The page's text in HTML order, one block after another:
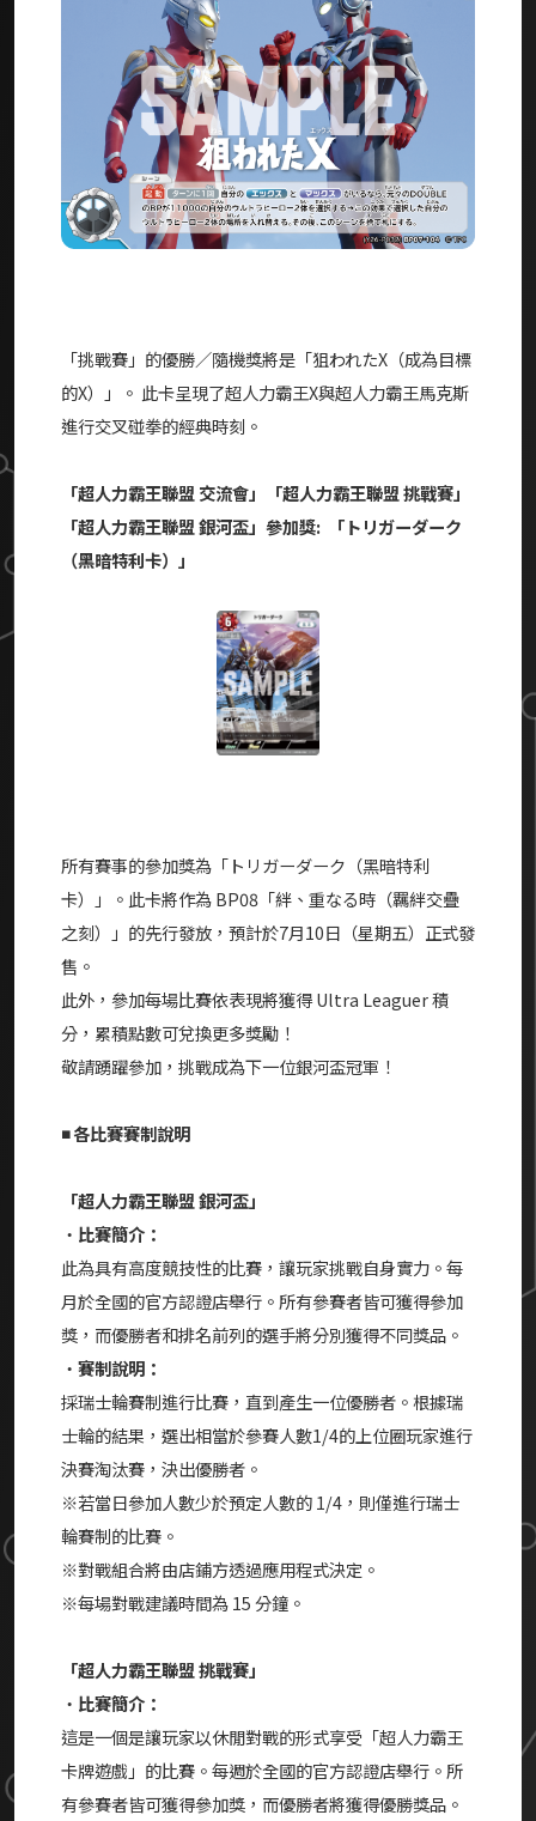
「挑戰賽」的優勝／隨機獎將是「狙われたX（成為目標
的X）
」。 此卡呈現了超人力霸王X與超人力霸王馬克斯
進行交叉碰拳的經典時刻。
「超人力霸王聯盟 交流會」「超人力霸王聯盟 挑戰賽」
「超人力霸王聯盟 銀河盃」參加獎: 「トリガーダーク
（黑暗特利卡）」
所有賽事的參加獎為「トリガーダーク（黑暗特利
卡）」。此卡將作為 BP08「絆、重なる時（羈絆交疊
之刻）」的先行發放，預計於7月10日（星期五）正式發
售。
此外，參加每場比賽依表現將獲得 Ultra Leaguer 積
分，累積點數可兌換更多獎勵！
敬請踴躍參加，挑戰成為下一位銀河盃冠軍！
◾ 各比賽賽制說明
「超人力霸王聯盟 銀河盃」
・ 比賽簡介：
此為具有高度競技性的比賽，讓玩家挑戰自身實力。每
月於全國的官方認證店舉行。所有參賽者皆可獲得參加
獎，而優勝者和排名前列的選手將分別獲得不同獎品。
・ 賽制說明：
採瑞士輪賽制進行比賽，直到產生一位優勝者。根據瑞
士輪的結果，選出相當於參賽人數1/4的上位圈玩家進行
決賽淘汰賽，決出優勝者。
※若當日參加人數少於預定人數的 1/4，則僅進行瑞士
輪賽制的比賽。
※對戰組合將由店鋪方透過應用程式決定。
※每場對戰建議時間為 15 分鐘。
「超人力霸王聯盟 挑戰賽」
・ 比賽簡介：
這是一個是讓玩家以休閒對戰的形式享受「超人力霸王
卡牌遊戲」的比賽。每週於全國的官方認證店舉行。所
有參賽者皆可獲得參加獎，而優勝者將獲得優勝獎品。